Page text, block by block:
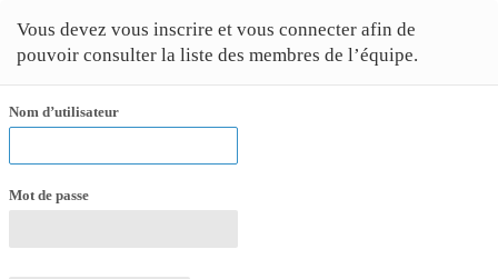
Vous devez vous inscrire et vous connecter afin de
pouvoir consulter la liste des membres de l’équipe.
Nom d’utilisateur
Mot de passe